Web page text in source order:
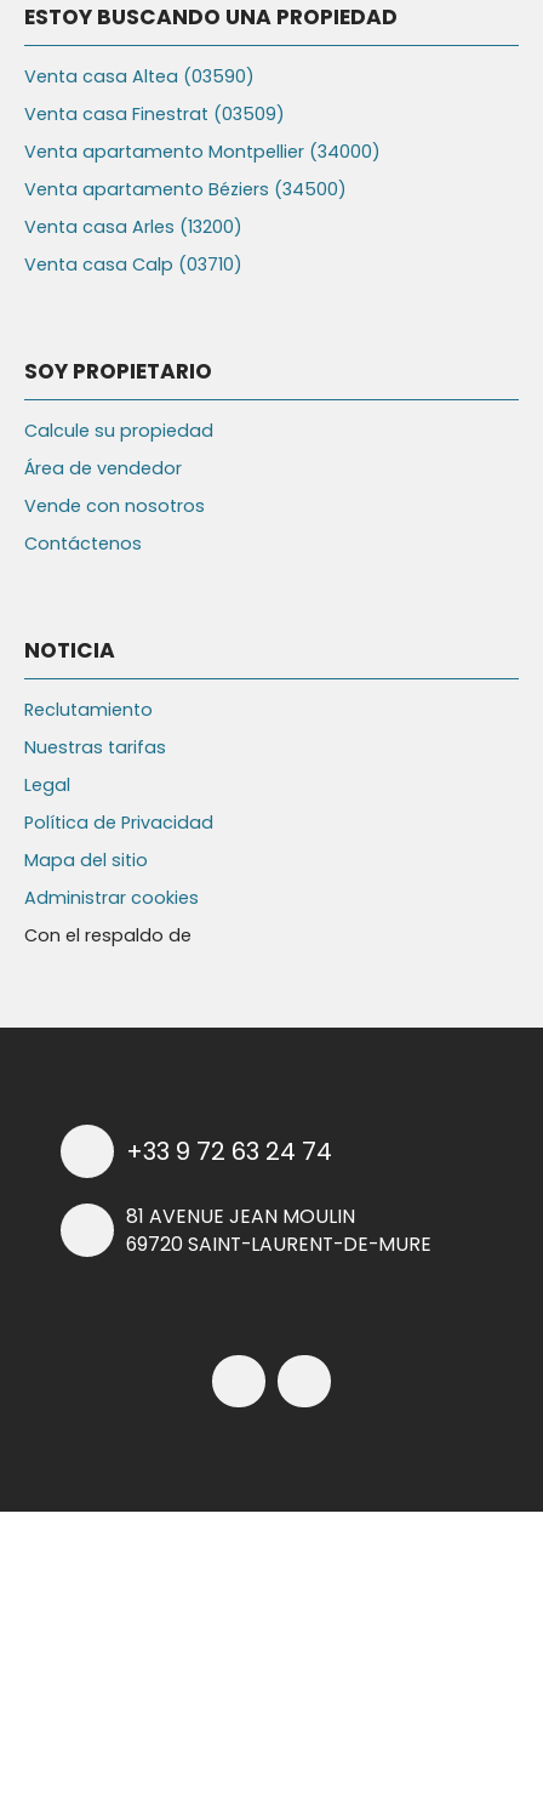
ESTOY BUSCANDO UNA PROPIEDAD
Venta casa Altea (03590)
Venta casa Finestrat (03509)
Venta apartamento Montpellier (34000)
Venta apartamento Béziers (34500)
Venta casa Arles (13200)
Venta casa Calp (03710)
SOY PROPIETARIO
Calcule su propiedad
Área de vendedor
Vende con nosotros
Contáctenos
NOTICIA
Reclutamiento
Nuestras tarifas
Legal
Política de Privacidad
Mapa del sitio
Administrar cookies
Con el respaldo de
+33 9 72 63 24 74
81 AVENUE JEAN MOULIN
69720 SAINT-LAURENT-DE-MURE